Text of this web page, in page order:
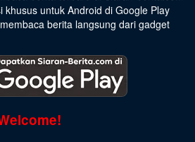
khusus untuk Android di Google Play
berita langsung dari gadget